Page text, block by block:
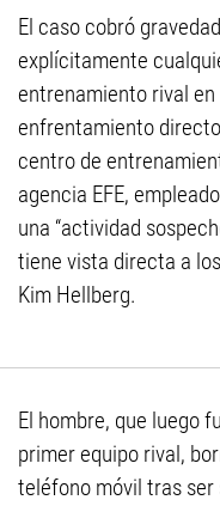
El caso cobró
explícitamente
entrenamiento rival en
enfrentamiento
centro de
agencia EFE,
una “actividad
tiene vista directa a
Kim Hellberg.
El hombre, que luego
primer equipo rival,
teléfono móvil tras ser